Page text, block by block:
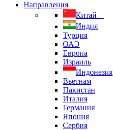
Направления
Китай
Индия
Турция
ОАЭ
Европа
Израиль
Индонезия
Вьетнам
Пакистан
Италия
Германия
Япония
Сербия